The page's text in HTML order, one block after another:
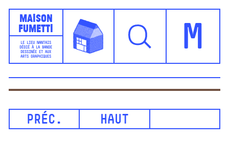
Maison
Fumetti
LE LIEU NANTAIS
DÉDIÉ À LA BANDE
DESSINÉE ET AUX
ARTS GRAPHIQUES
M
PRÉC. HAUT